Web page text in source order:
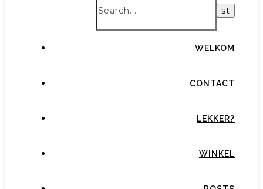
WELKOM
CONTACT
LEKKER?
WINKEL